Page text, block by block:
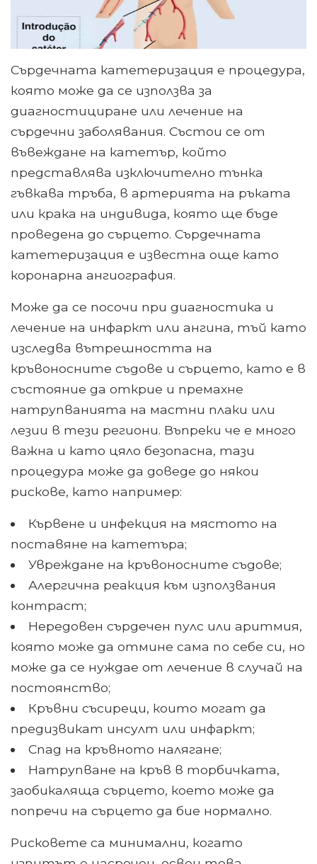
Сърдечната катетеризация е процедура,
която може да се използва за
диагностициране или лечение на
сърдечни заболявания. Състои се от
въвеждане на катетър, който
представлява изключително тънка
гъвкава тръба, в артерията на ръката
или крака на индивида, която ще бъде
проведена до сърцето. Сърдечната
катетеризация е известна още като
коронарна ангиография.
Може да се посочи при диагностика и
лечение на инфаркт или ангина, тъй като
изследва вътрешността на
кръвоносните съдове и сърцето, като е в
състояние да открие и премахне
натрупванията на мастни плаки или
лезии в тези региони. Въпреки че е много
важна и като цяло безопасна, тази
процедура може да доведе до някои
рискове, като например:
Кървене и инфекция на мястото на
поставяне на катетъра;
Увреждане на кръвоносните съдове;
Алергична реакция към използвания
контраст;
Нередовен сърдечен пулс или аритмия,
която може да отмине сама по себе си, но
може да се нуждае от лечение в случай на
постоянство;
Кръвни съсиреци, които могат да
предизвикат инсулт или инфаркт;
Спад на кръвното налягане;
Натрупване на кръв в торбичката,
заобикаляща сърцето, което може да
попречи на сърцето да бие нормално.
Рисковете са минимални, когато